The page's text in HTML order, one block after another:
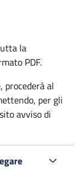
la
PDF.
procederà al
per gli
avviso di